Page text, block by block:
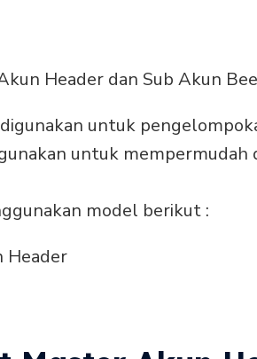
Header dan Sub Akun
untuk
untuk mempermudah
model berikut :
Header